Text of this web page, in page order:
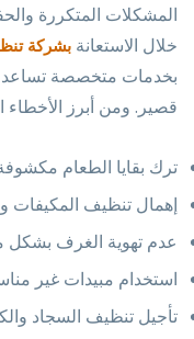
المشكلات المتكررة
خلال الاستعانة بشركة
بخدمات متخصصة تساعد
قصير. ومن أبرز الأخطاء
ترك بقايا الطعام
إهمال تنظيف المكيفات
عدم تهوية الغرف بشكل
استخدام مبيدات غير
تأجيل تنظيف السجاد